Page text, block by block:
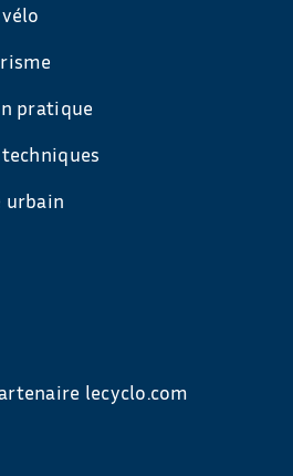
pratique
urbain
lecyclo.com